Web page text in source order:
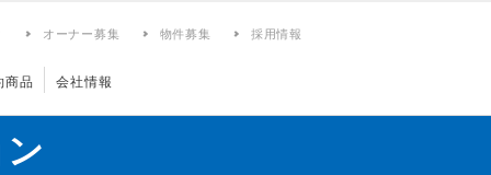
オーナー募集 物件募集 採用情報
商品 会社情報